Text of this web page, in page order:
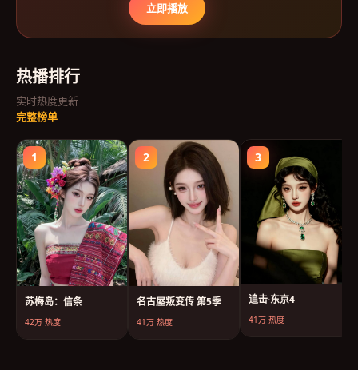
立即播放
热播排行
实时热度更新
完整榜单
1
苏梅岛：信条
42万 热度
2
名古屋叛变传 第5季
41万 热度
3
追击·东京4
41万 热度